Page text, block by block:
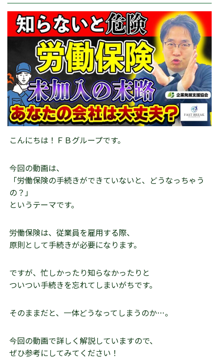
こんにちは！ＦＢグループです。
今回の動画は、
「労働保険の手続きができていないと、どうなっちゃう
の？」
というテーマです。
労働保険は、従業員を雇用する際、
原則として手続きが必要になります。
ですが、忙しかったり知らなかったりと
ついつい手続きを忘れてしまいがちです。
そのままだと、一体どうなってしまうのか…。
今回の動画で詳しく解説していますので、
ぜひ参考にしてみてください！